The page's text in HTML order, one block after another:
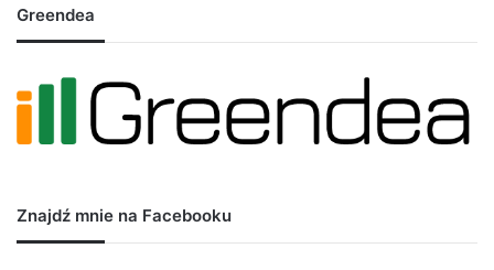
Greendea
Znajdź mnie na Facebooku